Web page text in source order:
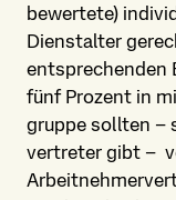
bewertete)
Dienstalter
entsprechenden
fünf Prozent in
gruppe sollten –
vertreter gibt –